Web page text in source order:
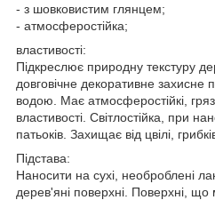
- з шовковистим глянцем;
- атмосферостійка;
властивості:
Підкреслює природну текстуру
довговічне декоративне захисне
водою. Має атмосферостійкі,
властивості. Світлостійка, при
патьоків. Захищає від цвілі,
Підстава:
Наносити на сухі, необроблені
дерев'яні поверхні. Поверхні,